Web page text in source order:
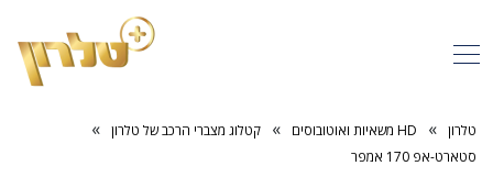
טלרון » HD משאיות ואוטובוסים » קטלוג מצברי הרכב של טלרון »
סטארט-אפ 170 אמפר